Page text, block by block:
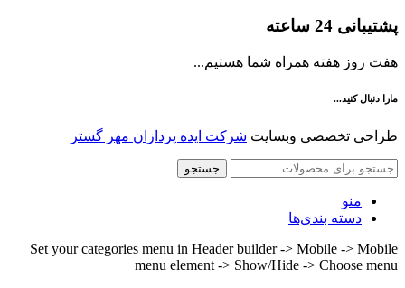
پشتیبانی 24 ساعته
هفت روز هفته همراه شما هستیم...
مارا دنبال کنید...
طراحی تخصصی وبسایت شرکت ایده پردازان مهر گستر
جستجو
منو
دسته بندی‌ها
Set your categories menu in Header builder -> Mobile -> Mobile
menu element -> Show/Hide -> Choose menu